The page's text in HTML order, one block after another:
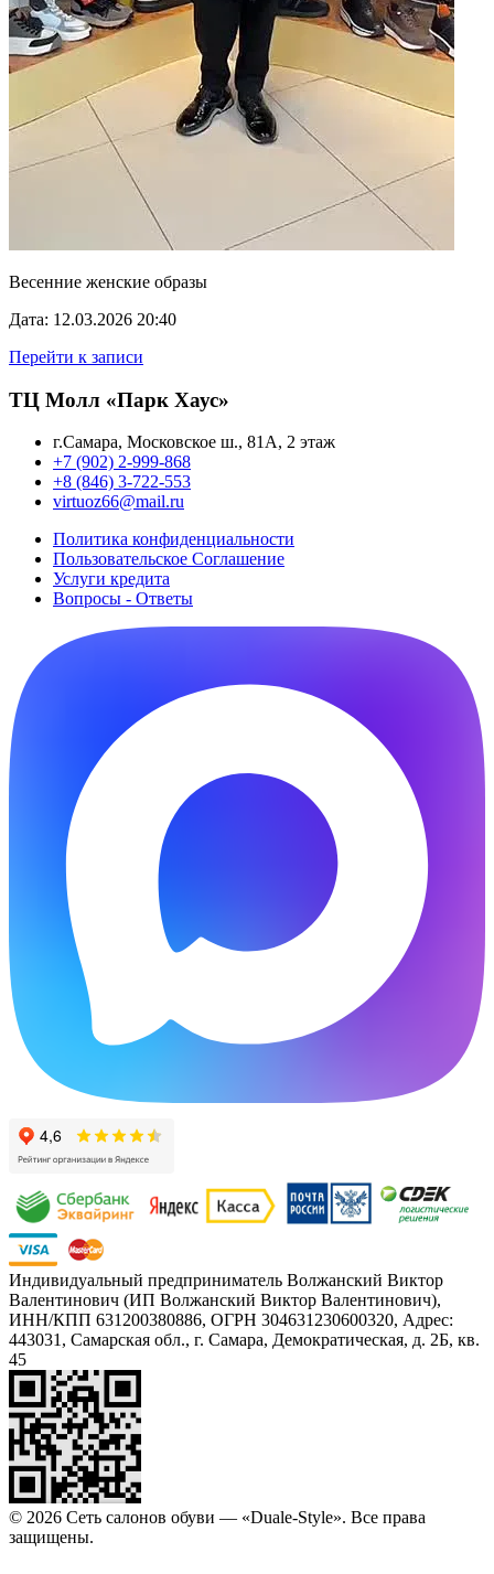
Весенние женские образы
Дата: 12.03.2026 20:40
Перейти к записи
ТЦ Молл «Парк Хаус»
г.Самара, Московское ш., 81А, 2 этаж
+7 (902) 2-999-868
+8 (846) 3-722-553
virtuoz66@mail.ru
Политика конфиденциальности
Пользовательское Cоглашение
Услуги кредита
Вопросы - Ответы
Индивидуальный предприниматель Волжанский Виктор
Валентинович (ИП Волжанский Виктор Валентинович),
ИНН/КПП 631200380886, ОГРН 304631230600320, Адрес:
443031, Самарская обл., г. Самара, Демократическая, д. 2Б, кв.
45
© 2026 Сеть салонов обуви — «Duale-Style». Все права
защищены.